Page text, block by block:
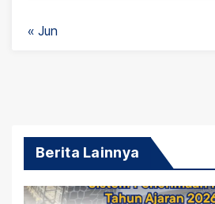
« Jun
Berita Lainnya